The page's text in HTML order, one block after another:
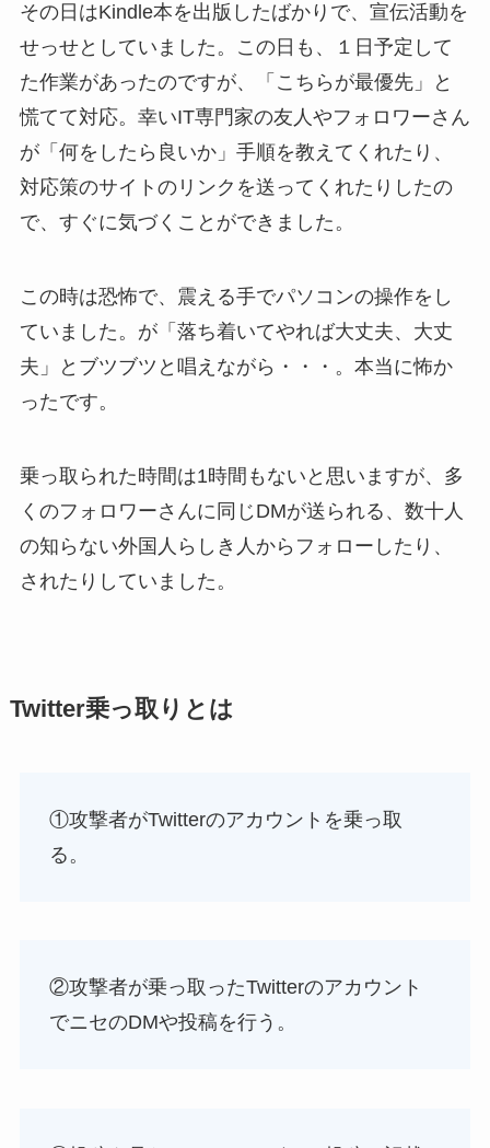
その日はKindle本を出版したばかりで、宣伝活動を
せっせとしていました。この日も、１日予定して
た作業があったのですが、「こちらが最優先」と
慌てて対応。幸いIT専門家の友人やフォロワーさん
が「何をしたら良いか」手順を教えてくれたり、
対応策のサイトのリンクを送ってくれたりしたの
で、すぐに気づくことができました。
この時は恐怖で、震える手でパソコンの操作をし
ていました。が「落ち着いてやれば大丈夫、大丈
夫」とブツブツと唱えながら・・・。本当に怖か
ったです。
乗っ取られた時間は1時間もないと思いますが、多
くのフォロワーさんに同じDMが送られる、数十人
の知らない外国人らしき人からフォローしたり、
されたりしていました。
Twitter乗っ取りとは
①攻撃者がTwitterのアカウントを乗っ取
る。
②攻撃者が乗っ取ったTwitterのアカウント
でニセのDMや投稿を行う。